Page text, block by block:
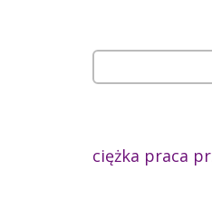
ciężka praca